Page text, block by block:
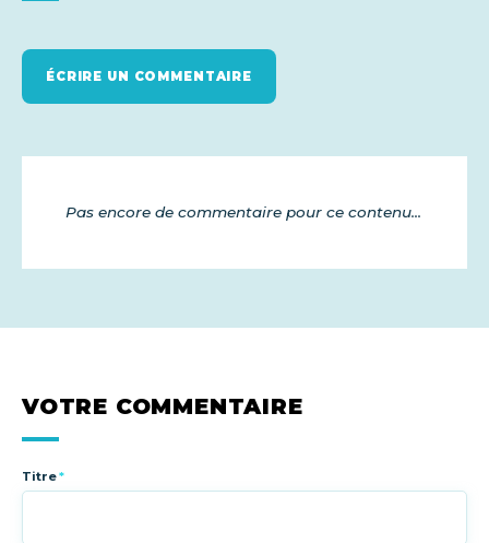
ÉCRIRE UN COMMENTAIRE
Pas encore de commentaire pour ce contenu...
VOTRE COMMENTAIRE
Titre*